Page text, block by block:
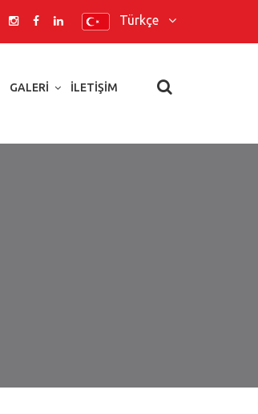
Türkçe
GALERI İLETIŞIM